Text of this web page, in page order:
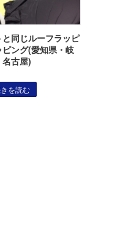
と同じルーフラッピ
ング(愛知県・岐
古屋)
を読む